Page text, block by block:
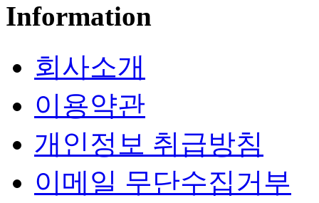
Information
회사소개
이용약관
개인정보 취급방침
이메일 무단수집거부